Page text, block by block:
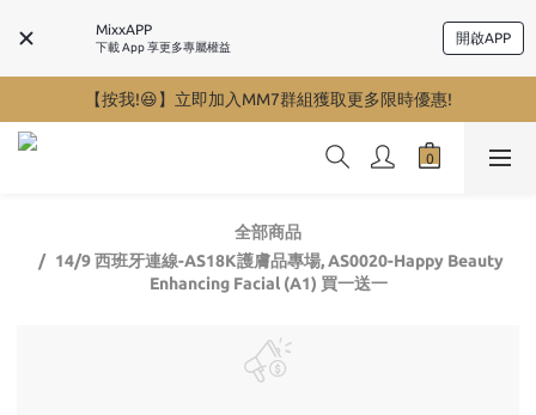
MixxAPP
下載 App 享更多專屬權益
開啟APP
【按我!😆】立即加入MM7群組獲取更多限時優惠!
全部商品
14/9 西班牙連線-AS18K護膚品專場, AS0020-Happy Beauty
Enhancing Facial (A1) 買一送一